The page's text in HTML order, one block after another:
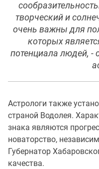
творческий и
очень важны для
которых
потенциала людей, -
Астрологи также
страной Водолея.
знака являются
новаторство,
Губернатор
качества.